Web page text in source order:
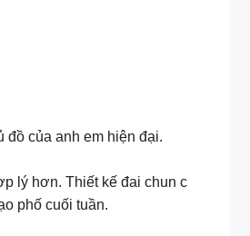
đồ của anh em hiện đại.
lý hơn. Thiết kế đai chun c
phố cuối tuần.